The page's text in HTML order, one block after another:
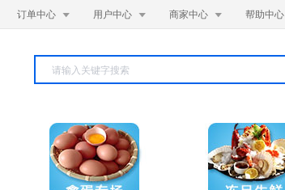
订单中心  用户中心  商家中心  帮助中心